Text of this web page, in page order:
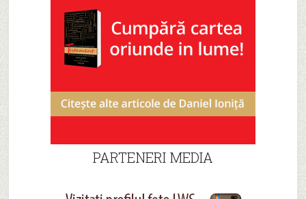
PARTENERI MEDIA